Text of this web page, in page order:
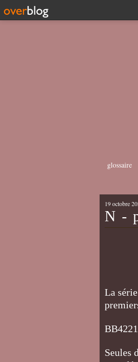
glossaire
19 octobre
N -
La
Seules